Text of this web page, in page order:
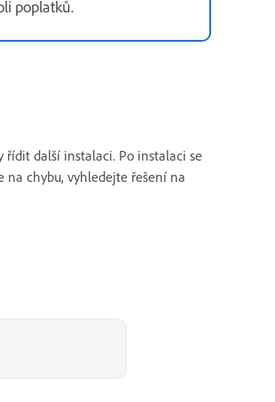
poplatků.
řídit další instalaci. Po instalaci se
na chybu, vyhledejte řešení na